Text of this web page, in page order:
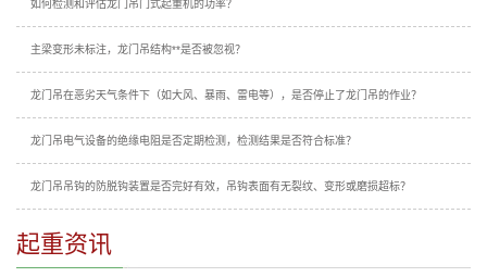
如何检测和评估龙门吊门式起重机的功率？
主梁变形未标注，龙门吊结构**是否被忽视？
龙门吊在恶劣天气条件下（如大风、暴雨、雷电等），是否停止了龙门吊的作业？
龙门吊电气设备的绝缘电阻是否定期检测，检测结果是否符合标准？
龙门吊吊钩的防脱钩装置是否完好有效，吊钩表面有无裂纹、变形或磨损超标？
起重资讯